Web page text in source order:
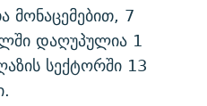
მონაცემებით, 7
დაღუპულია 1
სექტორში 13